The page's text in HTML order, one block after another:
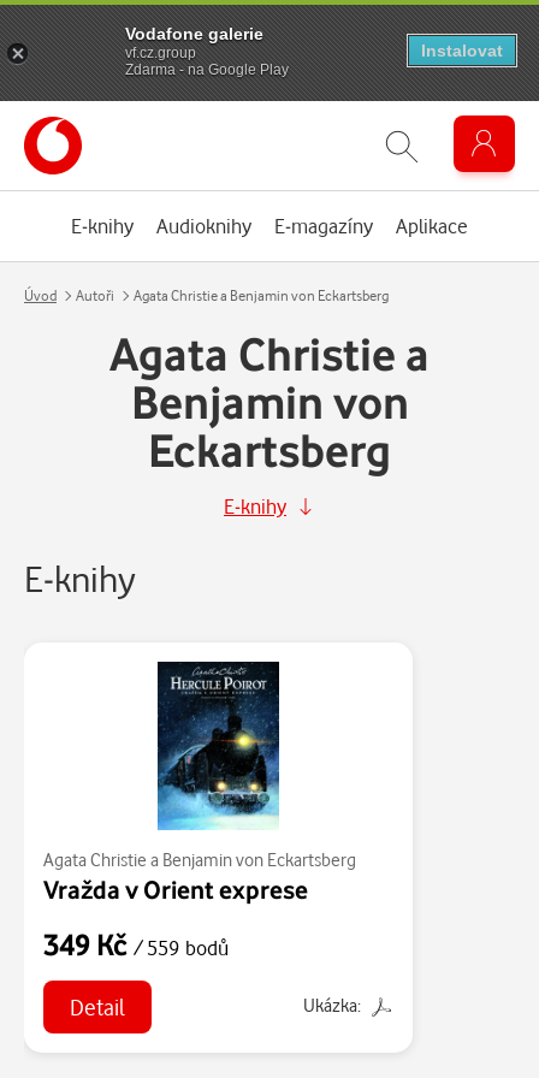
E-knihy Audioknihy E-magazíny Aplikace
Úvod Autoři Agata Christie a Benjamin von Eckartsberg
Agata Christie a
Benjamin von
Eckartsberg
E-knihy
E-knihy
Agata Christie a Benjamin von Eckartsberg
Vražda v Orient exprese
349 Kč / 559 bodů
Detail Ukázka:
Vodafone galerie
vf.cz.group
Zdarma - na Google Play
Instalovat